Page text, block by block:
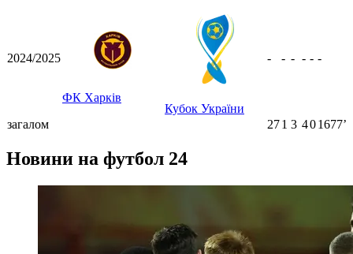
2024/2025
ФК Харків
Кубок України
- - - - - -
загалом 271 3 401677ʼ
Новини на футбол 24